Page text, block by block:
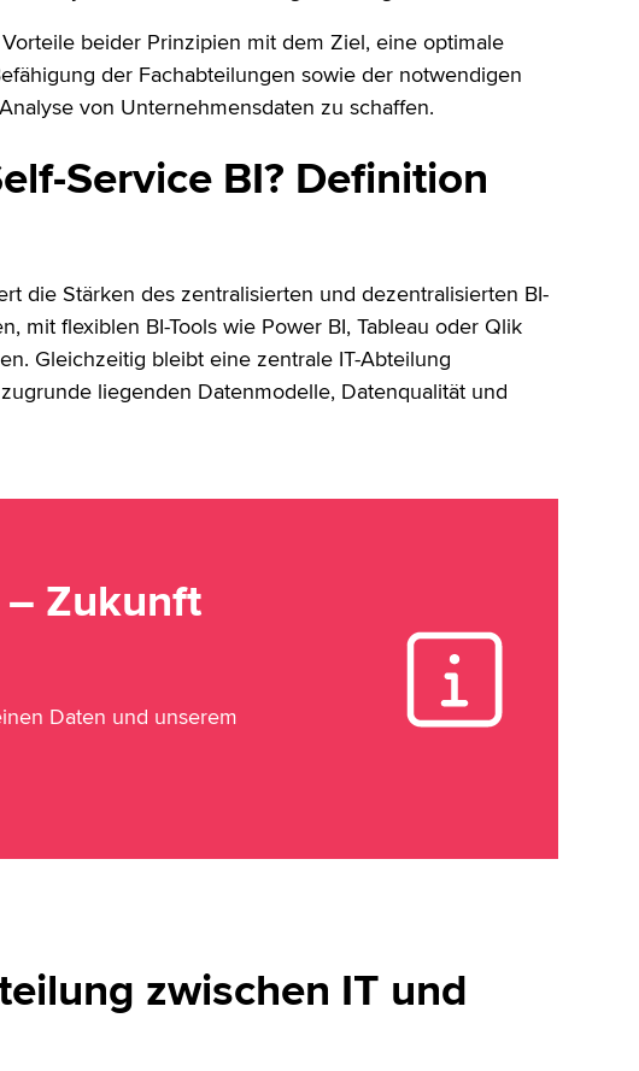
beider Prinzipien mit dem Ziel, eine optimale
der Fachabteilungen sowie der notwendigen
von Unternehmensdaten zu schaffen.
Service BI? Definition
die Stärken des zentralisierten und dezentralisierten BI-
mit flexiblen BI-Tools wie Power BI, Tableau oder Qlik
Gleichzeitig bleibt eine zentrale IT-Abteilung
liegenden Datenmodelle, Datenqualität und
Zukunft
Daten und unserem
zwischen IT und